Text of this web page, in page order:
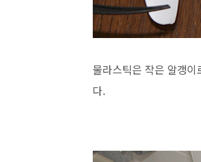
물라스틱은 작은 알갱
다.